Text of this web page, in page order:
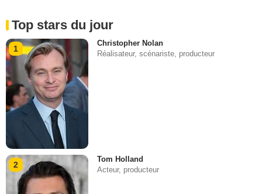
Top stars du jour
1
Christopher Nolan
Réalisateur, scénariste, producteur
2
Tom Holland
Acteur, producteur